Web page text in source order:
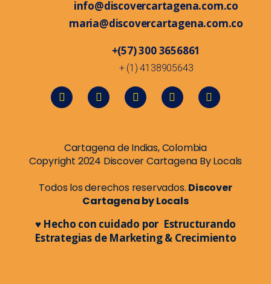
info@discovercartagena.com.co
maria@discovercartagena.com.co
+(57) 300 3656861
+ (1) 4138905643
Cartagena de Indias, Colombia
Copyright 2024 Discover Cartagena By Locals
Todos los derechos reservados. Discover
Cartagena by Locals
♥ Hecho con cuidado por Estructurando
Estrategias de Marketing & Crecimiento